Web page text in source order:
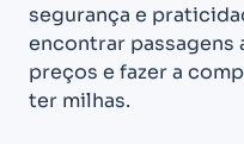
segurança e
encontrar passagens
preços e fazer a
ter milhas.